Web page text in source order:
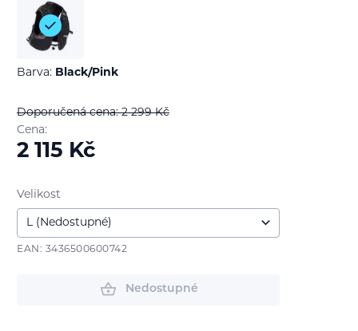
Barva: Black/Pink
Doporučená cena: 2 299Kč
Cena:
2 115 Kč
Velikost
EAN: 3436500600742
Nedostupné